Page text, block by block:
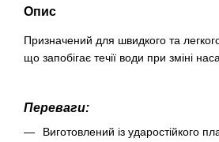
Опис
Призначений для швидкого та
що запобігає течії води при зміні
Переваги:
Виготовлений із ударостійкого